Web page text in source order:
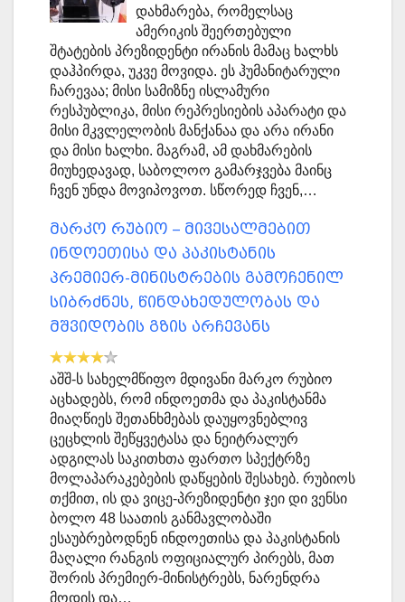
დახმარება, რომელსაც
ამერიკის შეერთებული
შტატების პრეზიდენტი ირანის მამაც ხალხს
დაჰპირდა, უკვე მოვიდა. ეს ჰუმანიტარული
ჩარევაა; მისი სამიზნე ისლამური
რესპუბლიკა, მისი რეპრესიების აპარატი და
მისი მკვლელობის მანქანაა და არა ირანი
და მისი ხალხი. მაგრამ, ამ დახმარების
მიუხედავად, საბოლოო გამარჯვება მაინც
ჩვენ უნდა მოვიპოვოთ. სწორედ ჩვენ,…
მარკო რუბიო – მივესალმებით
ინდოეთისა და პაკისტანის
პრემიერ-მინისტრების გამოჩენილ
სიბრძნეს, წინდახედულობას და
მშვიდობის გზის არჩევანს
აშშ-ს სახელმწიფო მდივანი მარკო რუბიო
აცხადებს, რომ ინდოეთმა და პაკისტანმა
მიაღწიეს შეთანხმებას დაუყოვნებლივ
ცეცხლის შეწყვეტასა და ნეიტრალურ
ადგილას საკითხთა ფართო სპექტრზე
მოლაპარაკებების დაწყების შესახებ. რუბიოს
თქმით, ის და ვიცე-პრეზიდენტი ჯეი დი ვენსი
ბოლო 48 საათის განმავლობაში
ესაუბრებოდნენ ინდოეთისა და პაკისტანის
მაღალი რანგის ოფიციალურ პირებს, მათ
შორის პრემიერ-მინისტრებს, ნარენდრა
მოდის და…